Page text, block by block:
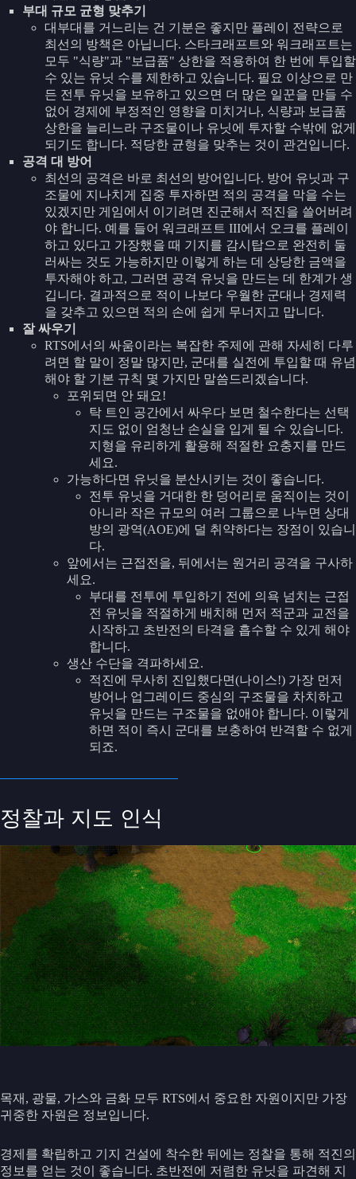
부대 규모 균형 맞추기
대부대를 거느리는 건 기분은 좋지만 플레이 전략으로
최선의 방책은 아닙니다. 스타크래프트와 워크래프트는
모두 "식량"과 "보급품" 상한을 적용하여 한 번에 투입할
수 있는 유닛 수를 제한하고 있습니다. 필요 이상으로 만
든 전투 유닛을 보유하고 있으면 더 많은 일꾼을 만들 수
없어 경제에 부정적인 영향을 미치거나, 식량과 보급품
상한을 늘리느라 구조물이나 유닛에 투자할 수밖에 없게
되기도 합니다. 적당한 균형을 맞추는 것이 관건입니다.
공격 대 방어
최선의 공격은 바로 최선의 방어입니다. 방어 유닛과 구
조물에 지나치게 집중 투자하면 적의 공격을 막을 수는
있겠지만 게임에서 이기려면 진군해서 적진을 쓸어버려
야 합니다. 예를 들어 워크래프트 III에서 오크를 플레이
하고 있다고 가장했을 때 기지를 감시탑으로 완전히 둘
러싸는 것도 가능하지만 이렇게 하는 데 상당한 금액을
투자해야 하고, 그러면 공격 유닛을 만드는 데 한계가 생
깁니다. 결과적으로 적이 나보다 우월한 군대나 경제력
을 갖추고 있으면 적의 손에 쉽게 무너지고 맙니다.
잘 싸우기
RTS에서의 싸움이라는 복잡한 주제에 관해 자세히 다루
려면 할 말이 정말 많지만, 군대를 실전에 투입할 때 유념
해야 할 기본 규칙 몇 가지만 말씀드리겠습니다.
포위되면 안 돼요!
탁 트인 공간에서 싸우다 보면 철수한다는 선택
지도 없이 엄청난 손실을 입게 될 수 있습니다.
지형을 유리하게 활용해 적절한 요충지를 만드
세요.
가능하다면 유닛을 분산시키는 것이 좋습니다.
전투 유닛을 거대한 한 덩어리로 움직이는 것이
아니라 작은 규모의 여러 그룹으로 나누면 상대
방의 광역(AOE)에 덜 취약하다는 장점이 있습니
다.
앞에서는 근접전을, 뒤에서는 원거리 공격을 구사하
세요.
부대를 전투에 투입하기 전에 의욕 넘치는 근접
전 유닛을 적절하게 배치해 먼저 적군과 교전을
시작하고 초반전의 타격을 흡수할 수 있게 해야
합니다.
생산 수단을 격파하세요.
적진에 무사히 진입했다면(나이스!) 가장 먼저
방어나 업그레이드 중심의 구조물을 차치하고
유닛을 만드는 구조물을 없애야 합니다. 이렇게
하면 적이 즉시 군대를 보충하여 반격할 수 없게
되죠.
정찰과 지도 인식
목재, 광물, 가스와 금화 모두 RTS에서 중요한 자원이지만 가장
귀중한 자원은 정보입니다.
경제를 확립하고 기지 건설에 착수한 뒤에는 정찰을 통해 적진의
정보를 얻는 것이 좋습니다. 초반전에 저렴한 유닛을 파견해 지